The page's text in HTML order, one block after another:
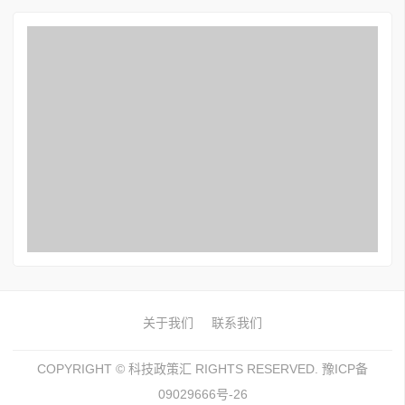
关于我们 联系我们
COPYRIGHT © 科技政策汇 RIGHTS RESERVED. 豫ICP备
09029666号-26